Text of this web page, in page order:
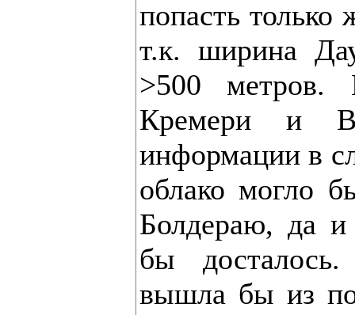
попасть только
т.к. ширина
>500 метров.
Кремери и
информации в
облако могло
Болдераю, да
бы
вышла бы из